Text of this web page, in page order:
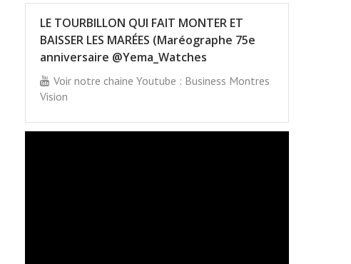
LE TOURBILLON QUI FAIT MONTER ET
BAISSER LES MARÉES (Maréographe 75e
anniversaire @Yema_Watches
Voir notre chaine Youtube : Business Montres
Vision